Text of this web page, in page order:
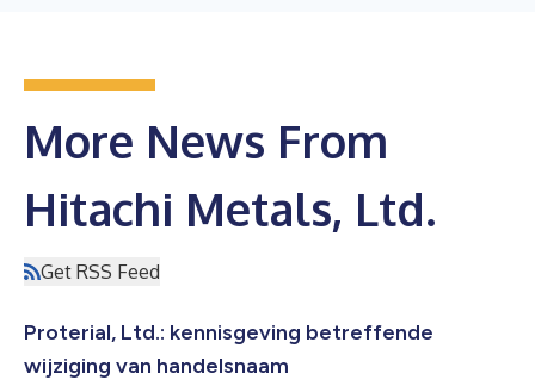
More News From
Hitachi Metals, Ltd.
Get RSS Feed
Proterial, Ltd.: kennisgeving betreffende
wijziging van handelsnaam